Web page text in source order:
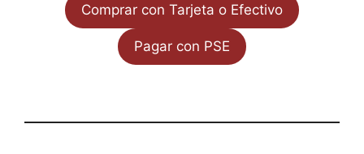
Comprar con Tarjeta o Efectivo
Pagar con PSE